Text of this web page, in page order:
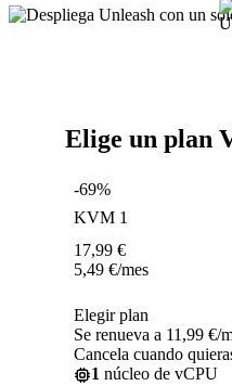
Elige un plan
-69%
KVM 1
17,99 €
5,49 €/mes
Elegir plan
Se renueva a 11,99 €/
Cancela cuando
1 núcleo de vCPU